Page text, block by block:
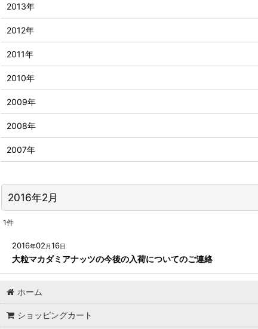
2016年2月
1件
2016年02 月16日
大粒マカダミアナッツの今後の入荷についてのご連絡
2013年
2012年
2011年
2010年
2009年
2008年
2007年
ホーム
ショッピングカート